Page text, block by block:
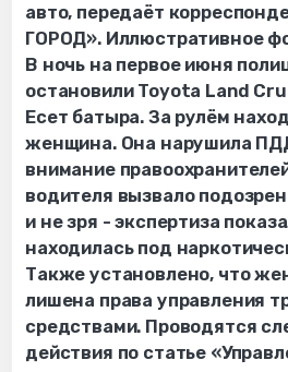
авто, передаёт
ГОРОД». Иллюстративное
В ночь на первое июня
остановили Toyota Land
Есет батыра. За рулём
женщина. Она нарушила
внимание
водителя вызвало
и не зря - экспертиза
находилась под
Также установлено, что
лишена права управления
средствами. Проводятся
действия по статье